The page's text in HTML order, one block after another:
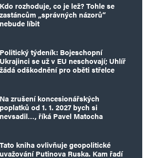
Kdo rozhoduje, co je lež? Tohle se
zastáncům „správných názorů“
nebude líbit
Politický týdeník: Bojeschopní
Ukrajinci se už v EU neschovají; Uhlíř
žádá odškodnění pro oběti střelce
Na zrušení koncesionářských
poplatků od 1. 1. 2027 bych si
nevsadil…, říká Pavel Matocha
Tato kniha ovlivňuje geopolitické
uvažování Putinova Ruska. Kam řadí